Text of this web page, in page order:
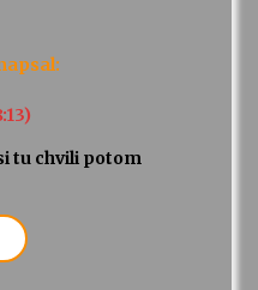
tu chvili potom